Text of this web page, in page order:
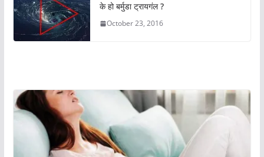
के हो बर्मुडा ट्रायगंल ?
October 23, 2016